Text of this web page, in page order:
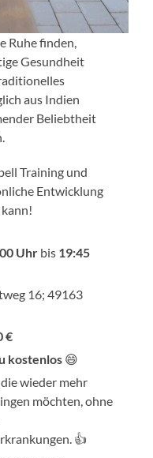
Ruhe finden,
Gesundheit
aus Indien
Beliebtheit
Training und
Entwicklung
Uhr bis 19:45
16; 49163
€
kostenlos 😄
wieder mehr
möchten, ohne
👍